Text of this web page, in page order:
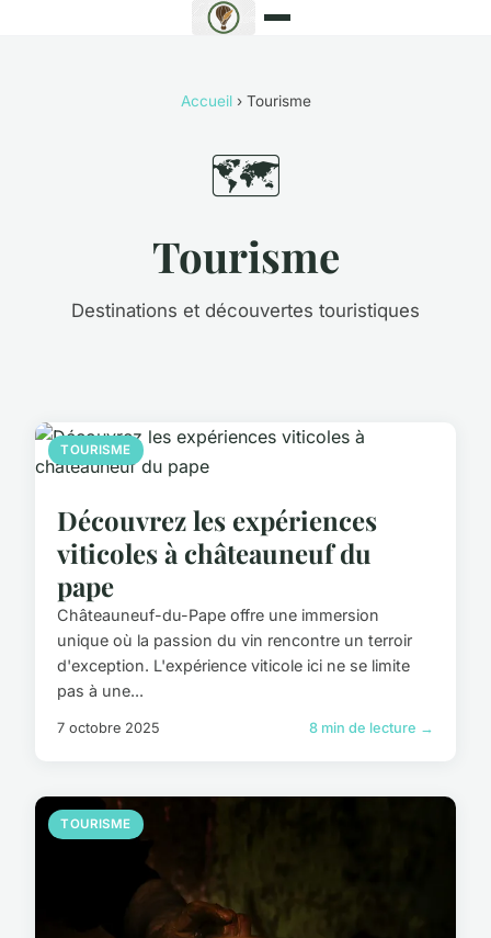
Accueil› Tourisme
🗺️
Tourisme
Destinations et découvertes touristiques
TOURISME
Découvrez les expériences
viticoles à châteauneuf du
pape
Châteauneuf-du-Pape offre une immersion
unique où la passion du vin rencontre un terroir
d'exception. L'expérience viticole ici ne se limite
pas à une...
7 octobre 2025 8 min de lecture →
TOURISME